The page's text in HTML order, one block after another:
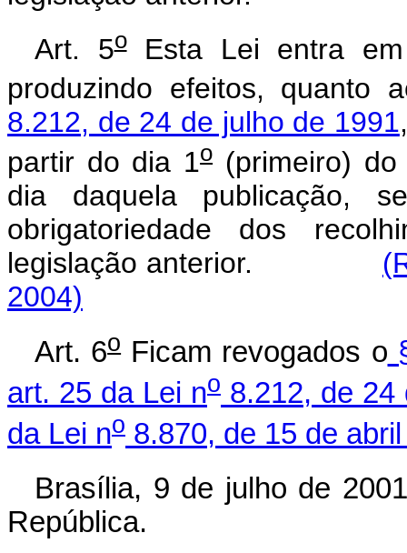
Art. 5oEsta Lei entra em
produzindo efeitos, quanto
8.212, de 24 de julho de 1991
partir do dia 1o(primeiro) do
dia daquela publicação,
obrigatoriedade dos
legislação anterior.
2004)
Art. 6oFicam revogados o
art. 25 da Lei no 8.212, de 24
da Lei no 8.870, de 15 de
Brasília, 9 de julho de
República.